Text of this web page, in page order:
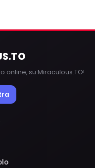
.TO
online, su Miraculous.TO!